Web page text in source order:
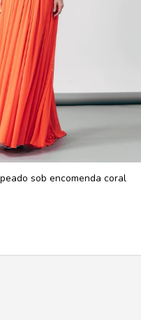
sob encomenda coral